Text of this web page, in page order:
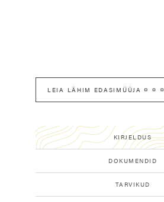
LEIA LÄHIM EDASIMÜÜJA
KIRJELDUS
DOKUMENDID
TARVIKUD